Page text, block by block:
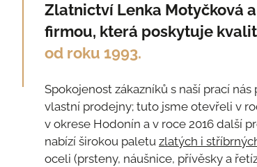
Zlatnictví Lenka Motyčková
firmou, která poskytuje
od roku 1993.
Spokojenost zákazníků s naší prací
vlastní prodejny; tuto jsme otevřeli v
v okrese Hodonín a v roce 2016 další
nabízí širokou paletu zlatých i
oceli (prsteny, náušnice, přívěsky a